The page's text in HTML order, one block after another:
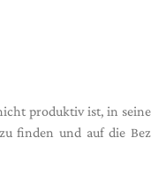
produktiv ist, in
finden und auf die